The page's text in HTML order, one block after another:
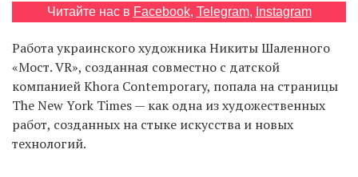
Читайте нас в Facebook, Telegram, Instagram
Работа украинского художника Никиты Шаленного
«Мост. VR», созданная совместно с датской
компанией Khora Contemporary, попала на страницы
The New York Times — как одна из художественных
работ, созданных на стыке искусства и новых
технологий.